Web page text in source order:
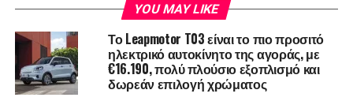
παράγει περισσότερο TSH για να διεγείρει στον θυρεοειδή
αδένα να παράγει περισσότερη ποσότητα ορμονών και το
αντίστροφο. Μόλις οι θυρεοειδικές ορμόνες στην
κυκλοφορία του αίματος υπερβούν ένα συγκεκριμένο
επίπεδο, η παραγωγή TSH διακόπτεται.
YOU MAY LIKE
Το Leapmotor T03 είναι το πιο προσιτό
ηλεκτρικό αυτοκίνητο της αγοράς, με
€16.190, πολύ πλούσιο εξοπλισμό και
δωρεάν επιλογή χρώματος